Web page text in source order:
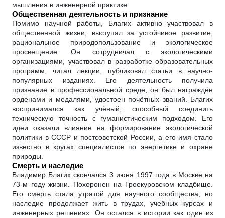
мышления в инженерной практике.
Общественная деятельность и признание
Помимо научной работы, Благих активно участвовал в
общественной жизни, выступал за устойчивое развитие,
рациональное природопользование и экологическое
просвещение. Он сотрудничал с экологическими
организациями, участвовал в разработке образовательных
программ, читал лекции, публиковал статьи в научно-
популярных изданиях. Его деятельность получила
признание в профессиональной среде, он был награждён
орденами и медалями, удостоен почётных званий. Благих
воспринимался как учёный, способный соединить
техническую точность с гуманистическим подходом. Его
идеи оказали влияние на формирование экологической
политики в СССР и постсоветской России, а его имя стало
известно в кругах специалистов по энергетике и охране
природы.
Смерть и наследие
Владимир Благих скончался 3 июня 1997 года в Москве на
73-м году жизни. Похоронен на Троекуровском кладбище.
Его смерть стала утратой для научного сообщества, но
наследие продолжает жить в трудах, учебных курсах и
инженерных решениях. Он остался в истории как один из